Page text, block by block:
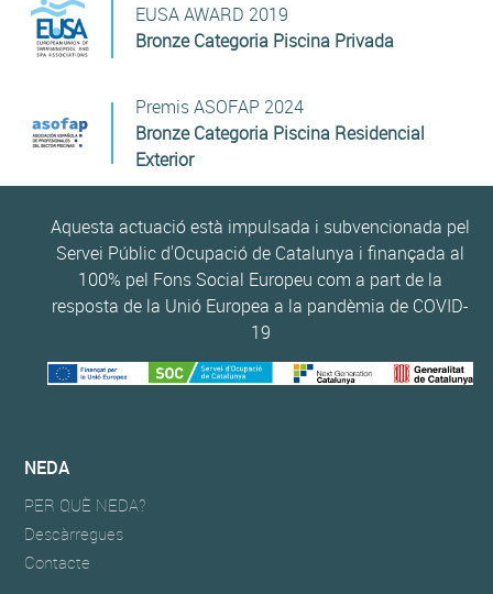
EUSA AWARD 2019
Bronze Categoria Piscina Privada
Premis ASOFAP 2024
Bronze Categoria Piscina Residencial
Exterior
Aquesta actuació està impulsada i subvencionada pel
Servei Públic d'Ocupació de Catalunya i finançada al
100% pel Fons Social Europeu com a part de la
resposta de la Unió Europea a la pandèmia de COVID-
19
NEDA
PER QUÈ NEDA?
Descàrregues
Contacte